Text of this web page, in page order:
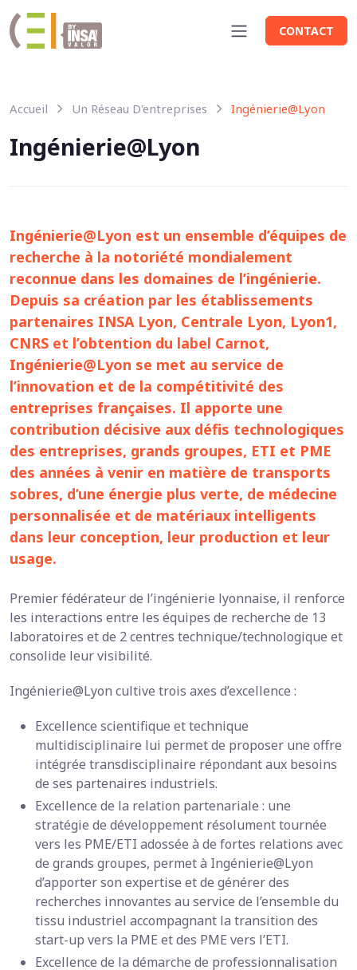
CONTACT
Accueil Un Réseau D'entreprises Ingénierie@Lyon
Ingénierie@Lyon
Ingénierie@Lyon est un ensemble d’équipes de
recherche à la notoriété mondialement
reconnue dans les domaines de l’ingénierie.
Depuis sa création par les établissements
partenaires INSA Lyon, Centrale Lyon, Lyon1,
CNRS et l’obtention du label Carnot,
Ingénierie@Lyon se met au service de
l’innovation et de la compétitivité des
entreprises françaises. Il apporte une
contribution décisive aux défis technologiques
des entreprises, grands groupes, ETI et PME
des années à venir en matière de transports
sobres, d’une énergie plus verte, de médecine
personnalisée et de matériaux intelligents
dans leur conception, leur production et leur
usage.
Premier fédérateur de l’ingénierie lyonnaise, il renforce
les interactions entre les équipes de recherche de 13
laboratoires et de 2 centres technique/technologique et
consolide leur visibilité.
Ingénierie@Lyon cultive trois axes d’excellence :
Excellence scientifique et technique
multidisciplinaire lui permet de proposer une offre
intégrée transdisciplinaire répondant aux besoins
de ses partenaires industriels.
Excellence de la relation partenariale : une
stratégie de développement résolument tournée
vers les PME/ETI adossée à de fortes relations avec
de grands groupes, permet à Ingénierie@Lyon
d’apporter son expertise et de générer des
recherches innovantes au service de l’ensemble du
tissu industriel accompagnant la transition des
start-up vers la PME et des PME vers l’ETI.
Excellence de la démarche de professionnalisation
Panneau de gestion des cookies